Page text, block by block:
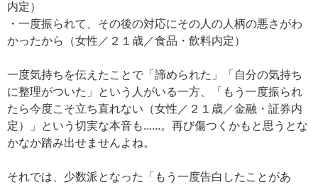
内定）
・一度振られて、その後の対応にその人の人柄の悪さがわ
かったから（女性／２１歳／食品・飲料内定）
一度気持ちを伝えたことで「諦められた」「自分の気持ち
に整理がついた」という人がいる一方、「もう一度振られ
たら今度こそ立ち直れない（女性／２１歳／金融・証券内
定）」という切実な本音も......。再び傷つくかもと思うとな
かなか踏み出せませんよね。
それでは、少数派となった「もう一度告白したことがあ